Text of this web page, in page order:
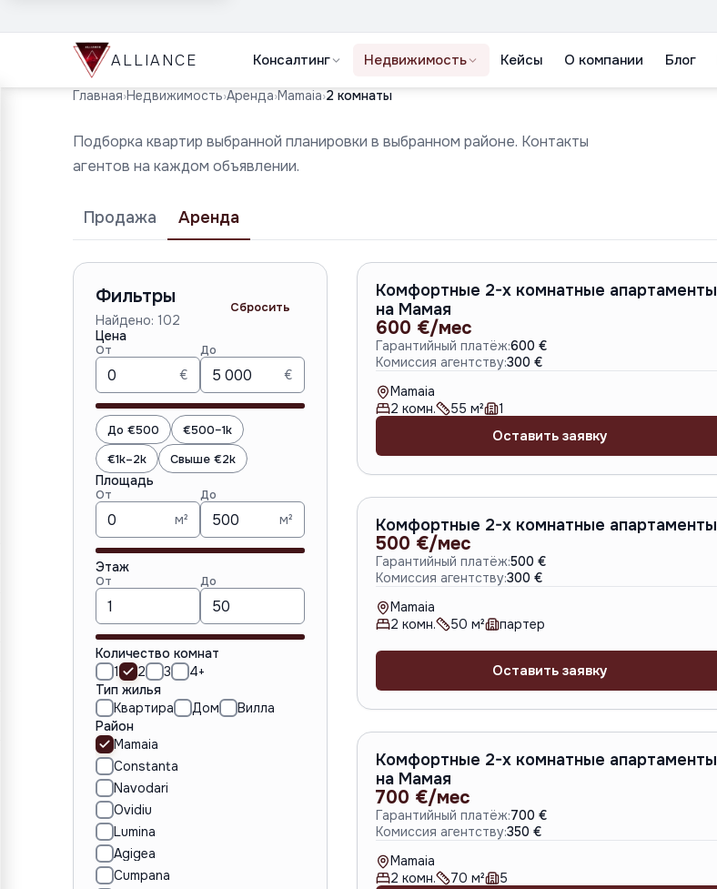
ALLIANCE Консалтинг Недвижимость Кейсы О компании Блог
Главная›Недвижимость›Аренда›Mamaia›2 комнаты
Подборка квартир выбранной планировки в выбранном районе. Контакты
агентов на каждом объявлении.
Продажа Аренда
Фильтры
Найдено: 102
Сбросить
Цена
От
€
До
€
До €500
€500–1k
€1k–2k
Свыше €2k
Площадь
От
м²
До
м²
Этаж
От До
Количество комнат
1
2 3
4+
Тип жилья
Квартира
Дом
Вилла
Район
Mamaia
Constanta
Navodari
Ovidiu
Lumina
Agigea
Cumpana
A-6806
Комфортные 2-х комнатные апартаменты
на Мамая
600 €/мес
Гарантийный платёж:600 €
Комиссия агентству:300 €
Mamaia
2 комн. 55 м² 1
Оставить заявку
A-6803
Комфортные 2-х комнатные апартаменты
500 €/мес
Гарантийный платёж:500 €
Комиссия агентству:300 €
Mamaia
2 комн. 50 м² партер
Оставить заявку
A-6801
Комфортные 2-х комнатные апартаменты
на Мамая
700 €/мес
Гарантийный платёж:700 €
Комиссия агентству:350 €
Mamaia
2 комн. 70 м² 5